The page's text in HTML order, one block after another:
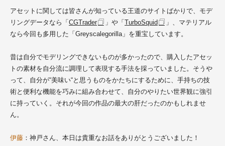
アセットに関しては皆さんが知っている王道のサイトばかりで、モデ
リングデータなら「 CGTrader 」や「 TurboSquid
」、マテリアル
なら今回も多用した「Greyscalegorilla」を重宝しています。
昔は自分でモデリングできないものが多かったので、購入したアセッ
トの素材を自分流に調理して表現する手法を採っていました。そうや
って、自分が“美味い“と思うものをかたちにするために、手持ちの技
術と便利な機能を巧みに組み合わせて、自分のやりたい世界観に強引
に持っていく。それが今回の作品の最大の肝だったのかもしれませ
ん。
伊藤 ：神戸さん、本日は貴重なお話をありがとうございました！